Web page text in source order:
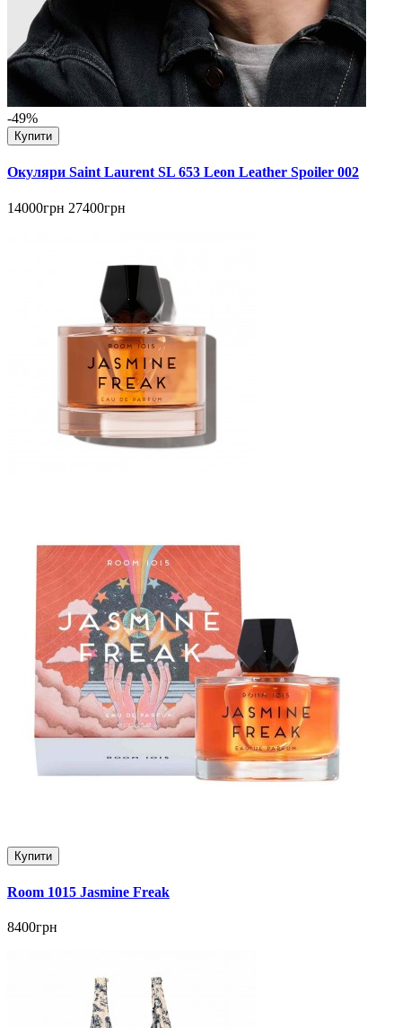
-49%
Купити
Окуляри Saint Laurent SL 653 Leon Leather Spoiler 002
14000грн 27400грн
Купити
Room 1015 Jasmine Freak
8400грн